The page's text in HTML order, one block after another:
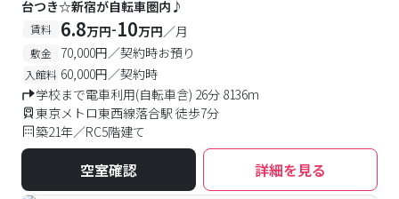
台つき☆新宿が自転車圏内♪
賃料 6.8万円-10万円／月
敷金 70,000円／契約時お預り
入館料 60,000円／契約時
学校まで電車利用(自転車含) 26分 8136m
東京メトロ東西線落合駅 徒歩7分
築21年／RC5階建て
空室確認 詳細を見る